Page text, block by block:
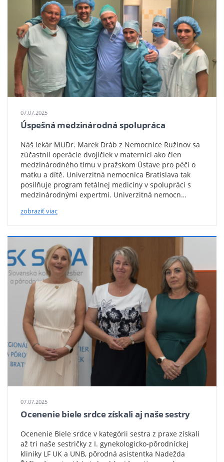
medicina
07.07.2025
Úspešná medzinárodná spolupráca
Náš lekár MUDr. Marek Dráb z Nemocnice Ružinov sa
zúčastnil operácie dvojičiek v maternici ako člen
medzinárodného tímu v pražskom Ústave pro péči o
matku a dítě. Univerzitná nemocnica Bratislava tak
posilňuje program fetálnej medicíny v spolupráci s
medzinárodnými expertmi. Univerzitná nemocn…
zobraziť viac
srdce_Lehocka_8
07.07.2025
Ocenenie biele srdce získali aj naše sestry
Ocenenie Biele srdce v kategórii sestra z praxe získali
až tri naše sestričky z I. gynekologicko-pôrodníckej
kliniky LF UK a UNB, pôrodná asistentka Nadežda